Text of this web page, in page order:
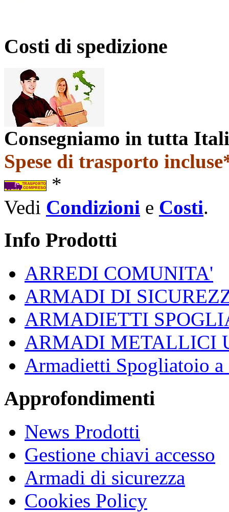
Costi di spedizione
Consegniamo in tutta
Spese di trasporto
*
Vedi Condizioni e Costi.
Info Prodotti
ARREDI COMUNITA'
ARMADI DI
ARMADIETTI
ARMADI METALLICI
Armadietti Spogliatoio a
Approfondimenti
News Prodotti
Gestione chiavi accesso
Armadi di sicurezza
Cookies Policy